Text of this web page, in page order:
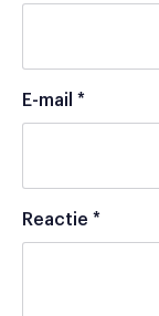
E-mail *
Reactie *